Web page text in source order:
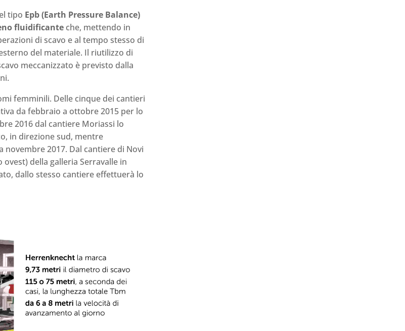
tipo Epb (Earth Pressure Balance)
fluidificante che, mettendo in
di scavo e al tempo stesso di
del materiale. Il riutilizzo di
meccanizzato è previsto dalla
femminili. Delle cinque dei cantieri
da febbraio a ottobre 2015 per lo
2016 dal cantiere Moriassi lo
in direzione sud, mentre
2017. Dal cantiere di Novi
della galleria Serravalle in
dallo stesso cantiere effettuerà lo